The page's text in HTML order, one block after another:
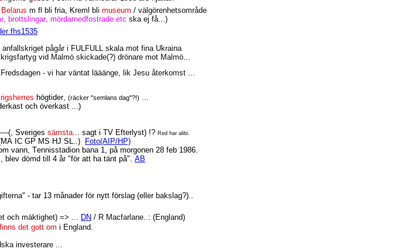
m fl bli fria, Kreml bli museum / välgörenhetsområde
brottslingar, mördarnedfostrade etc ska ej få...)
pågår i FULFULL skala mot fina Ukraina
vid Malmö skickade(?) drönare mot Malmö...
- vi har väntat lääänge, lik Jesu återkomst ...
högtider, (räcker "semlans dag"?!) ...
och överkast ...)
(, Sveriges sämsta... sagt i TV Efterlyst) !? Red har alibi.
IC GP MS HJ SL..)
Foto(AIP/HP)
vann, Tennisstadion bana 1, på morgonen 28 feb 1986.
blev dömd till 4 år "för att ha tänt på". AB
" - tar 13 månader för nytt förslag (eller bakslag?)..
och mäktighet) => ... DN / R Macfarlane..: (England)
det gott om i England.
investerare ...